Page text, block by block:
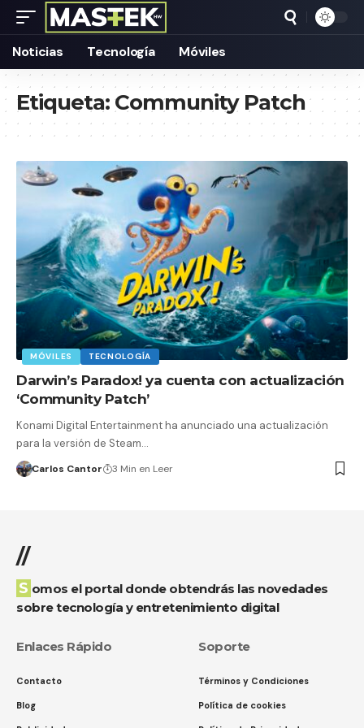
Noticias Tecnología Móviles
Etiqueta:Community Patch
MÓVILES TECNOLOGÍA
Darwin’s Paradox! ya cuenta con actualización
‘Community Patch’
Konami Digital Entertainment ha anunciado una actualización
para la versión de Steam…
Carlos Cantor 3 Min en Leer
//
Somos el portal donde obtendrás las novedades
sobre tecnología y entretenimiento digital
Enlaces Rápido
Contacto
Blog
Soporte
Términos y Condiciones
Política de cookies